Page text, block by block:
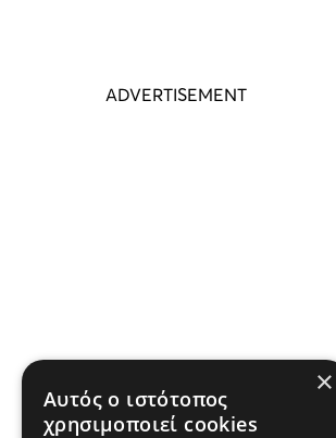
×
Αυτός ο ιστότοπος
χρησιμοποιεί cookies